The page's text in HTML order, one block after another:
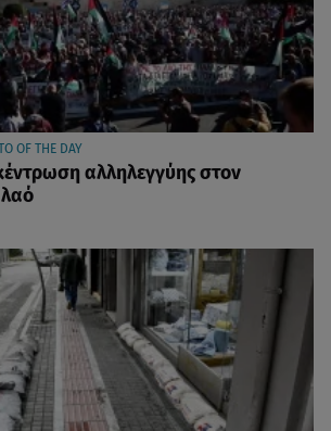
OF THE DAY
αλληλεγγύης στον